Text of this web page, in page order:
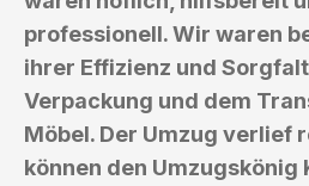
professionell. Wir waren
ihrer Effizienz und
Verpackung und dem
Möbel. Der Umzug verlief
können den Umzugskönig